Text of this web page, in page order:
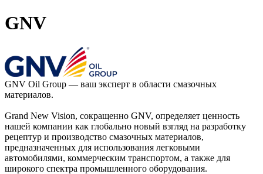
GNV
GNV Oil Group — ваш эксперт в области смазочных
материалов.
Grand New Vision, сокращенно GNV, определяет ценность
нашей компании как глобально новый взгляд на разработку
рецептур и производство смазочных материалов,
предназначенных для использования легковыми
автомобилями, коммерческим транспортом, а также для
широкого спектра промышленного оборудования.